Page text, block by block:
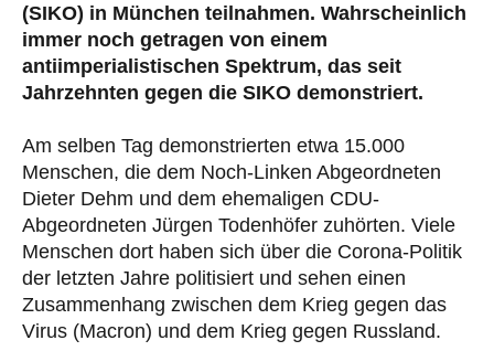
(SIKO) in München teilnahmen. Wahrscheinlich
immer noch getragen von einem
antiimperialistischen Spektrum, das seit
Jahrzehnten gegen die SIKO demonstriert.
Am selben Tag demonstrierten etwa 15.000
Menschen, die dem Noch-Linken Abgeordneten
Dieter Dehm und dem ehemaligen CDU-
Abgeordneten Jürgen Todenhöfer zuhörten. Viele
Menschen dort haben sich über die Corona-Politik
der letzten Jahre politisiert und sehen einen
Zusammenhang zwischen dem Krieg gegen das
Virus (Macron) und dem Krieg gegen Russland.